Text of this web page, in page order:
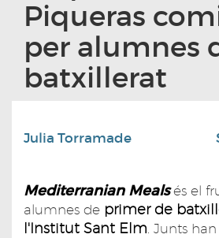
Piqueras
per alumnes
batxillerat
Julia Torramade
Mediterranian Mealsés el
alumnes de primer de
l'Institut Sant Elm. Junts